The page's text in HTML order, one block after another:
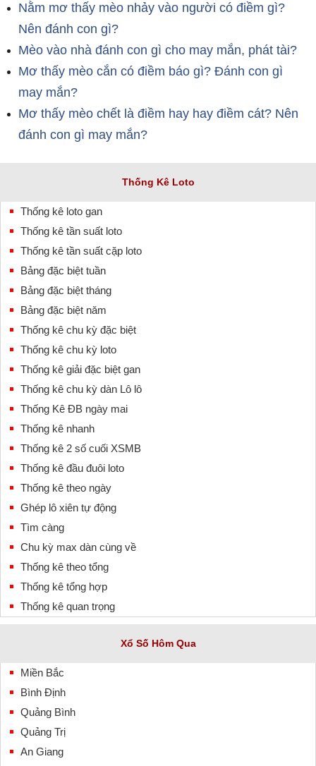
Nằm mơ thấy mèo nhảy vào người có điềm gì?
Nên đánh con gì?
Mèo vào nhà đánh con gì cho may mắn, phát tài?
Mơ thấy mèo cắn có điềm báo gì? Đánh con gì
may mắn?
Mơ thấy mèo chết là điềm hay hay điềm cát? Nên
đánh con gì may mắn?
Thống Kê Loto
Thống kê loto gan
Thống kê tần suất loto
Thống kê tần suất cặp loto
Bảng đặc biệt tuần
Bảng đặc biệt tháng
Bảng đặc biệt năm
Thống kê chu kỳ đặc biệt
Thống kê chu kỳ loto
Thống kê giải đặc biệt gan
Thống kê chu kỳ dàn Lô lô
Thống Kê ĐB ngày mai
Thống kê nhanh
Thống kê 2 số cuối XSMB
Thống kê đầu đuôi loto
Thống kê theo ngày
Ghép lô xiên tự động
Tìm càng
Chu kỳ max dàn cùng về
Thống kê theo tổng
Thống kê tổng hợp
Thống kê quan trọng
Xổ Số Hôm Qua
Miền Bắc
Bình Định
Quảng Bình
Quảng Trị
An Giang